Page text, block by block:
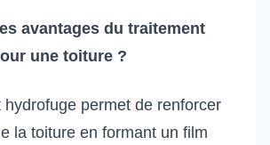
avantages du traitement
une toiture ?
hydrofuge permet de renforcer
la toiture en formant un film